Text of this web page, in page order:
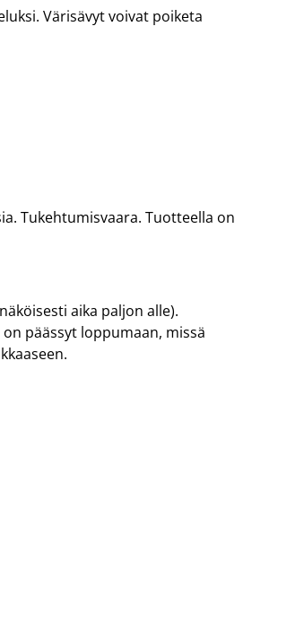
Värisävyt voivat poiketa
Tukehtumisvaara. Tuotteella on
aika paljon alle).
päässyt loppumaan, missä